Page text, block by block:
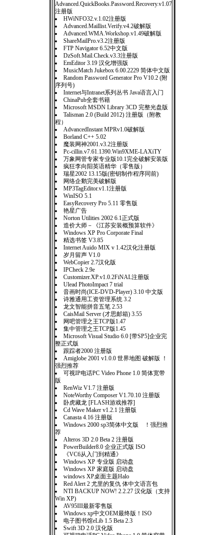
Advanced.QuickBooks.Password.Recovery.v1.07
注册版
HWiNFO32.v.1.02注册版
Advanced.Maillist.Verify.v4.2破解版
Advanced.WMA.Workshop.v1.49破解版
ShareMailPro.v3.2注册版
FTP Navigator 6.52中文版
DzSoft.Mail.Check.v3.3注册版
EmEditor 3.19 汉化增强版
MusicMatch Jukebox 6.00.2229 简体中文版
Random Password Generator Pro V10.2 (附
序列号)
Internet与Intranet系列丛书 Java语言入门
ChinaPub全套书籍
Microsoft MSDN Library 3CD 完整光盘版
Talisman 2.0 (Build 2012) 注册版（附教
程）
AdvancedInstant MPRv1.0破解版
Borland C++ 5.02
魔装网神2001.v3.2注册版
Pc-cillin.v7.61.1390.Win9XME-LAXiTY
万象网管专家专业版10.1完全破解安装版
疯狂李向阳英语精华（零售版）
瑞星2002 13.15版(密钥制作程序同前)
网络企鹅完美破解版
MP3TagEditor.v1.1注册版
WinISO 5.1
EasyRecovery Pro 5.11 零售版
艳星广告
Norton Utilities 2002 6.1正式版
造价大师－《江苏安装概预算软件》
Windows XP Pro Corporate Final
精选书签 V3.85
Internet Auido MIX v 1.42汉化注册版
岁月留声 V1.0
WebCopier 2.7汉化版
IPCheck 2.9e
Customizer.XP.v1.0.2FiNAL注册版
Ulead PhotoImpact 7 trial
音画时尚(ICE-DVD-Player) 3.10 中文版
诗雅通用工资管理系统 3.2
龙文智能拼音五笔 2.53
CaisMail Server (才思邮箱) 3.55
网吧管理之王TCP版1.47
集中管理之王TCP版1.45
Microsoft Visual Studio 6.0 [带SP5]企业完
整正式版
跟踪者2000 注册版
Amiglobe 2001 v1.0.0 世界地图 破解版 ！
强烈推荐
可视IP电话PC Video Phone 1.0 简体宽带
版
RenWiz V1.7 注册版
NoteWorthy Composer V1.70.10 注册版
卧虎藏龙 [FLASH游戏推荐]
Cd Wave Maker v1.2.1 注册版
Canasta 4.16 注册版
Windows 2000 sp3简体中文版 ！强烈推
荐
Alteros 3D 2.0 Beta 2 注册版
PowerBuilder8.0 企业正式版 ISO
《VC6从入门到精通》
Windows XP 专业版 启动盘
Windows XP 家庭版 启动盘
windows XP桌面主题Halo
Red Alert 2 尤里的复仇 体中文语言包
NTI BACKUP NOW! 2.2.27 汉化版（支持
Win XP)
AV95III最新零售版
Windows xp中文OEM最终版！ISO
电子图书馆eLib 1.5 Beta 2.3
Swift 3D 2.0 汉化版